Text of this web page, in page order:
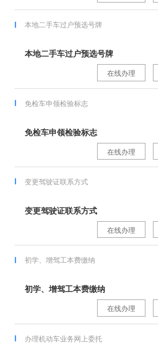
本地二手车过户预选号牌
本地二手车过户预选号牌
在线办理
免检车申领检验标志
免检车申领检验标志
在线办理
变更驾驶证联系方式
变更驾驶证联系方式
在线办理
初学、增驾工本费缴纳
初学、增驾工本费缴纳
在线办理
办理机动车业务网上委托